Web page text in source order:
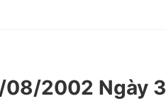
08/2002 Ngày